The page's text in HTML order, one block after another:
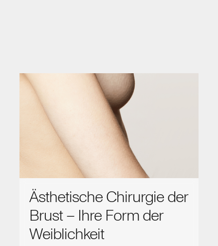
Ästhetische Chirurgie der
Brust – Ihre Form der
Weiblichkeit